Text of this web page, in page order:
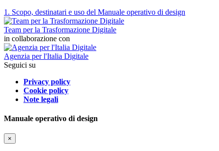
1. Scopo, destinatari e uso del Manuale operativo di design
Team per la Trasformazione Digitale
in collaborazione con
Agenzia per l'Italia Digitale
Seguici su
Privacy policy
Cookie policy
Note legali
Manuale operativo di design
×